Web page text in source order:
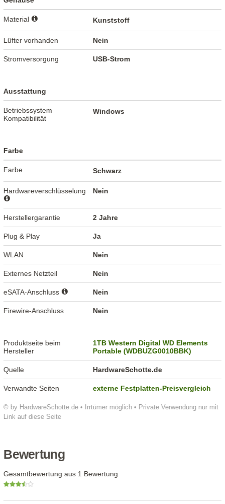
© by HardwareSchotte.de • Irrtümer möglich • Private Verwendung nur mit
Link auf diese Seite
Material Kunststoff
Lüfter vorhanden Nein
Stromversorgung USB-Strom
Ausstattung
Betriebssystem
Kompatibilität
Windows
Farbe
Farbe Schwarz
Hardwareverschlüsselung Nein
Herstellergarantie 2 Jahre
Plug & Play Ja
WLAN Nein
Externes Netzteil Nein
eSATA-Anschluss Nein
Firewire-Anschluss Nein
Produktseite beim
Hersteller
1TB Western Digital WD Elements
Portable (WDBUZG0010BBK)
Quelle HardwareSchotte.de
Verwandte Seiten externe Festplatten-Preisvergleich
Bewertung
Gesamtbewertung aus 1 Bewertung